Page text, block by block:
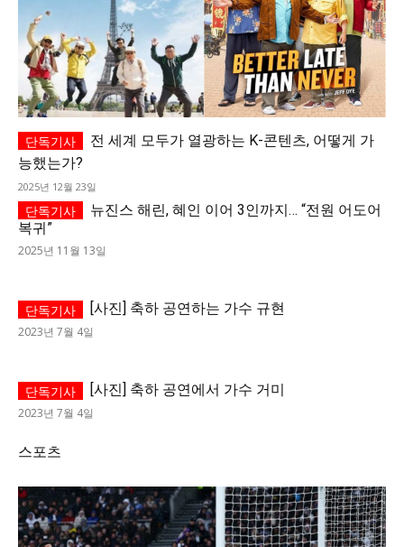
전 세계 모두가 열광하는 K-콘텐츠, 어떻게 가
능했는가?
2025년 12월 23일
뉴진스 해린, 혜인 이어 3인까지… “전원 어도어
복귀”
2025년 11월 13일
[사진] 축하 공연하는 가수 규현
2023년 7월 4일
[사진] 축하 공연에서 가수 거미
2023년 7월 4일
스포츠